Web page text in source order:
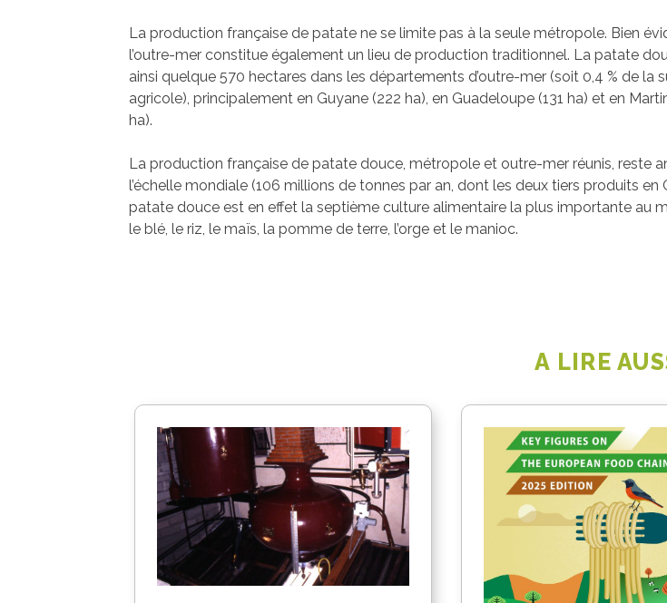
La production française de patate ne se limite pas à la seule métropole. Bien
l’outre-mer constitue également un lieu de production traditionnel. La patate
ainsi quelque 570 hectares dans les départements d’outre-mer (soit 0,4 % de la
agricole), principalement en Guyane (222 ha), en Guadeloupe (131 ha) et en
ha).
La production française de patate douce, métropole et outre-mer réunis, reste
l’échelle mondiale (106 millions de tonnes par an, dont les deux tiers produits en
patate douce est en effet la septième culture alimentaire la plus importante au
le blé, le riz, le maïs, la pomme de terre, l’orge et le manioc.
A LIRE